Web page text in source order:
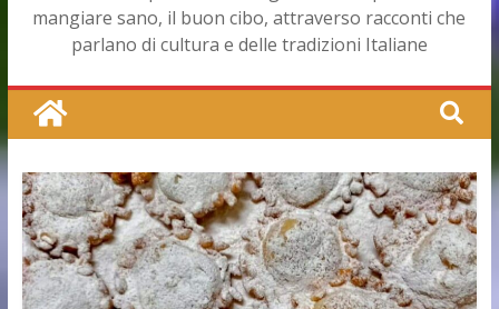
mangiare sano, il buon cibo, attraverso racconti che
parlano di cultura e delle tradizioni Italiane